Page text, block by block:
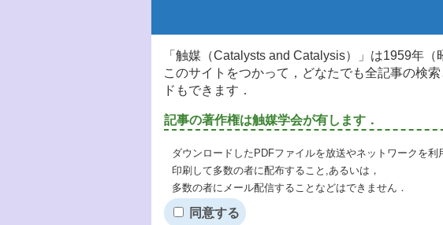
「触媒（Catalysts and Catalysis）」は1959年
このサイトをつかって，どなたでも全記事の検
ドもできます．
記事の著作権は触媒学会が有します．
ダウンロードしたPDFファイルを放送やネットワークを
印刷して多数の者に配布すること,あるいは，
多数の者にメール配信することなどはできません．
同意する